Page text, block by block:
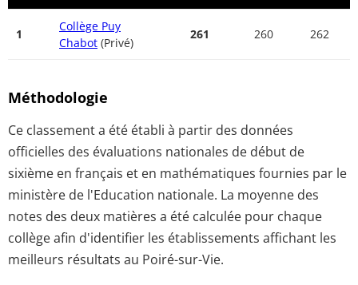
1
Collège Puy
Chabot (Privé)
261 260 262
Méthodologie
Ce classement a été établi à partir des données
officielles des évaluations nationales de début de
sixième en français et en mathématiques fournies par le
ministère de l'Education nationale. La moyenne des
notes des deux matières a été calculée pour chaque
collège afin d'identifier les établissements affichant les
meilleurs résultats au Poiré-sur-Vie.